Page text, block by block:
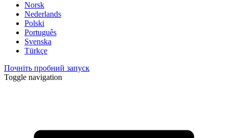
Norsk
Nederlands
Polski
Português
Svenska
Türkçe
Почніть пробний запуск
Toggle navigation